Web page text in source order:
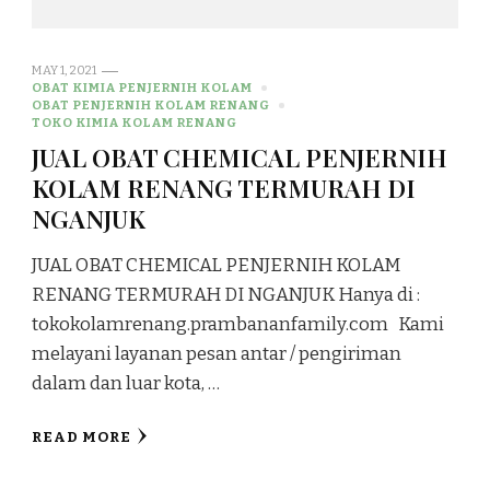
MAY 1, 2021
OBAT KIMIA PENJERNIH KOLAM
OBAT PENJERNIH KOLAM RENANG
TOKO KIMIA KOLAM RENANG
JUAL OBAT CHEMICAL PENJERNIH
KOLAM RENANG TERMURAH DI
NGANJUK
JUAL OBAT CHEMICAL PENJERNIH KOLAM
RENANG TERMURAH DI NGANJUK Hanya di :
tokokolamrenang.prambananfamily.com Kami
melayani layanan pesan antar / pengiriman
dalam dan luar kota, …
READ MORE